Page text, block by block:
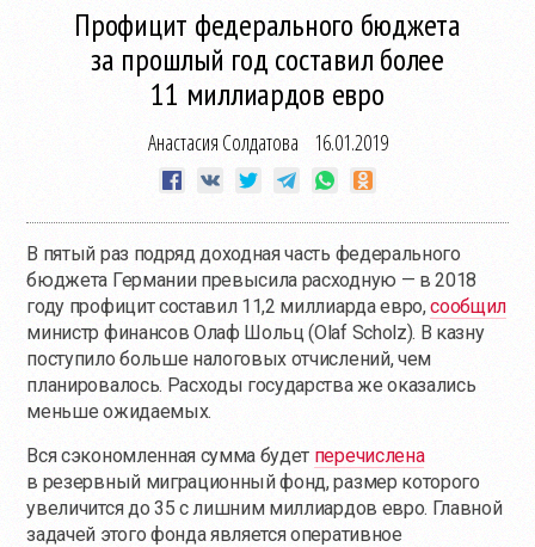
Профицит федерального бюджета
за прошлый год составил более
11 миллиардов евро
Анастасия Солдатова 16.01.2019
В пятый раз подряд доходная часть федерального
бюджета Германии превысила расходную — в 2018
году профицит составил 11,2 миллиарда евро,сообщил
министр финансов Олаф Шольц (Olaf Scholz). В казну
поступило больше налоговых отчислений, чем
планировалось. Расходы государства же оказались
меньше ожидаемых.
Вся сэкономленная сумма будет перечислена
в резервный миграционный фонд, размер которого
увеличится до 35 с лишним миллиардов евро. Главной
задачей этого фонда является оперативное